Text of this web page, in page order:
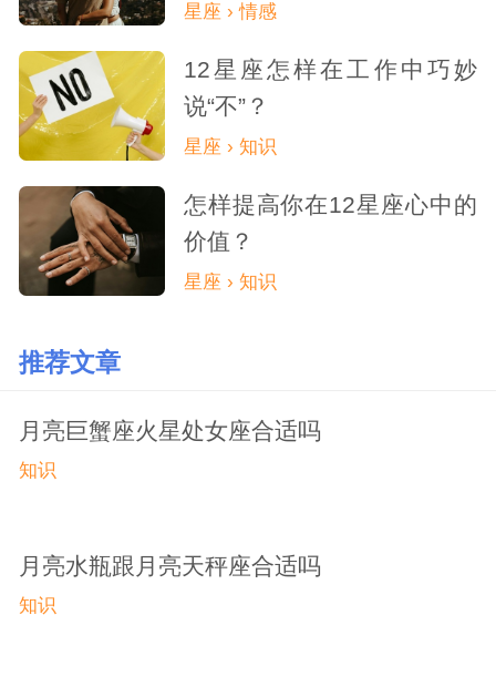
星座 › 情感
12星座怎样在工作中巧妙
说“不”？
星座 › 知识
怎样提高你在12星座心中的
价值？
星座 › 知识
推荐文章
月亮巨蟹座火星处女座合适吗
知识
月亮水瓶跟月亮天秤座合适吗
知识